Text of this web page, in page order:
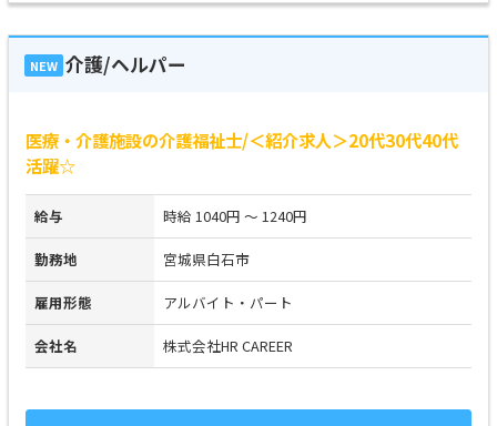
NEW 介護/ヘルパー
医療・介護施設の介護福祉士/＜紹介求人＞20代30代40代
活躍☆
給与 時給 1040円 ～ 1240円
勤務地 宮城県白石市
雇用形態 アルバイト・パート
会社名 株式会社HR CAREER